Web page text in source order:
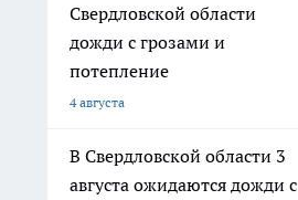
Свердловской области
дожди с грозами и
потепление
4 августа
В Свердловской области 3
августа ожидаются дожди с